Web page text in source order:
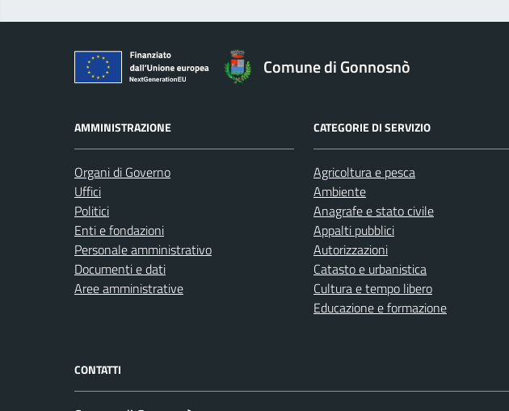
Comune di Gonnosnò
AMMINISTRAZIONE
Organi di Governo
Uffici
Politici
Enti e fondazioni
Personale amministrativo
Documenti e dati
Aree amministrative
CATEGORIE DI SERVIZIO
Agricoltura e pesca
Ambiente
Anagrafe e stato civile
Appalti pubblici
Autorizzazioni
Catasto e urbanistica
Cultura e tempo libero
Educazione e formazione
CONTATTI